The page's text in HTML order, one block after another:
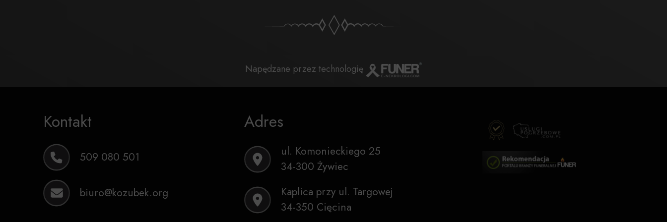
Napędzane przez technologię
Kontakt
509 080 501
biuro@kozubek.org
Adres
ul. Komonieckiego 25
34-300 Żywiec
Kaplica przy ul. Targowej
34-350 Cięcina